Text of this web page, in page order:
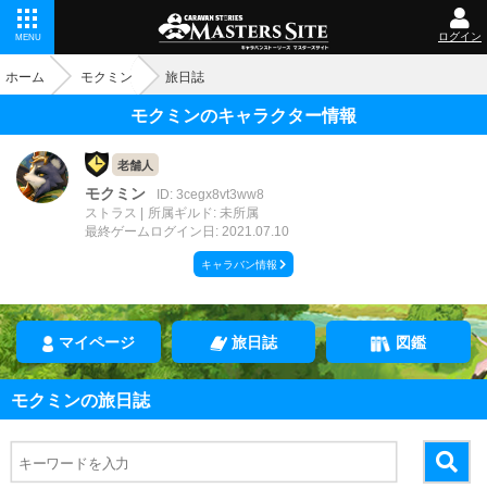
MENU ログイン
ホーム モクミン 旅日誌
モクミンのキャラクター情報
老舗人
モクミン
ID: 3cegx8vt3ww8
ストラス
所属ギルド: 未所属
最終ゲームログイン日: 2021.07.10
キャラバン情報
マイページ 旅日誌 図鑑
モクミンの旅日誌